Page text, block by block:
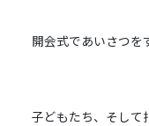
開会式であいさつを
子どもたち、そして